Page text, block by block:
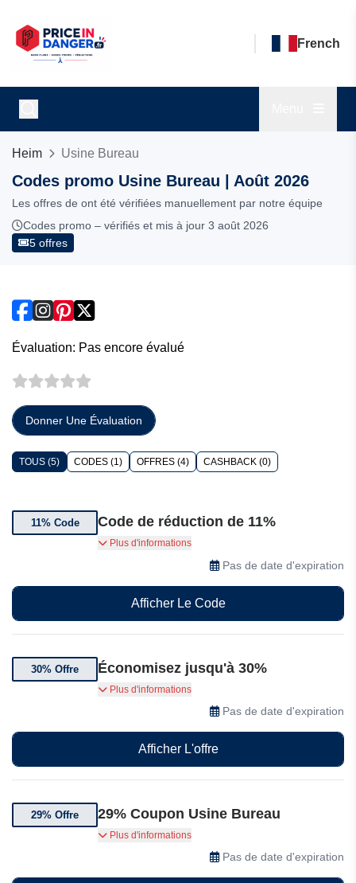
French
Heim Usine Bureau
Codes promo Usine Bureau | Août 2026
Les offres de ont été vérifiées manuellement par notre équipe
Codes promo – vérifiés et mis à jour 3 août 2026
5 offres
Évaluation: Pas encore évalué
Donner Une Évaluation
TOUS (5) CODES (1) OFFRES (4) CASHBACK (0)
11% Code Code de réduction de 11%
Les clients peuvent bénéficier d'une remise
supplémentaire de 11% sur tous les articles du
site en utilisant le code
Plus d'informations
Pas de date d'expiration
Afficher Le Code
30% Offre Économisez jusqu'à 30%
Bénéficiez jusqu'à 30% de réduction sur les
Plus d'informations
Pas de date d'expiration
Afficher L'offre
29% Offre 29% Coupon Usine Bureau
Jusqu'à 29% de réduction sur une sélection
d'articles en solde chez Usine Bureau
Plus d'informations
Pas de date d'expiration